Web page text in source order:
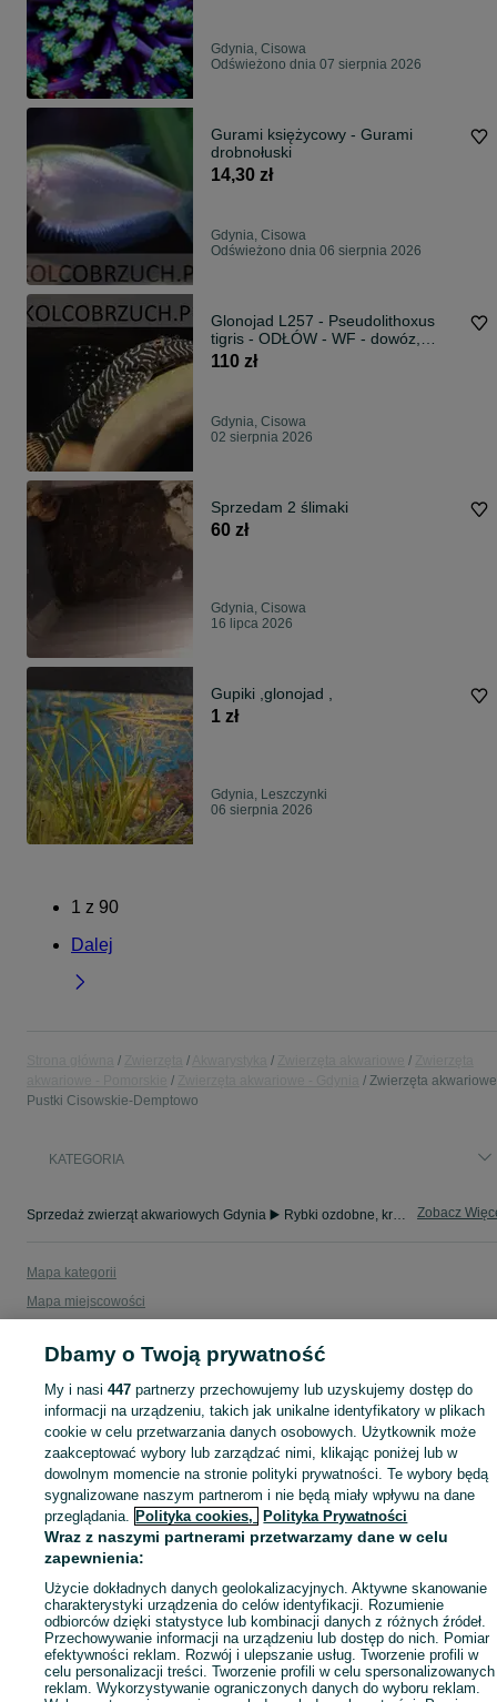
Gdynia, Cisowa
Odświeżono dnia 07 sierpnia 2026
Gurami księżycowy - Gurami
drobnołuski
14,30 zł
Gdynia, Cisowa
Odświeżono dnia 06 sierpnia 2026
Glonojad L257 - Pseudolithoxus
tigris - ODŁÓW - WF - dowóz,
wysyłka
110 zł
Gdynia, Cisowa
02 sierpnia 2026
Sprzedam 2 ślimaki
60 zł
Gdynia, Cisowa
16 lipca 2026
Gupiki ,glonojad ,
1 zł
Gdynia, Leszczynki
06 sierpnia 2026
1 z 90
Dalej
Zwierzęta
Pustki Cisowskie-Demptowo
KATEGORIA
Sprzedaż zwierząt akwariowych Gdynia ▶️ Rybki ozdobne, krewetki i ślimaki itd. ☝ Sprawdź aktualne oferty hodowców w atrakcyjnych cenach na OLX.pl! Zobacz
Mapa kategorii
Mapa miejscowości
Popularne wyszukiwania
Dbamy o Twoją prywatność
My i nasi447 partnerzy przechowujemy lub uzyskujemy dostęp do
informacji na urządzeniu, takich jak unikalne identyfikatory w plikach
cookie w celu przetwarzania danych osobowych. Użytkownik może
zaakceptować wybory lub zarządzać nimi, klikając poniżej lub w
dowolnym momencie na stronie polityki prywatności. Te wybory będą
sygnalizowane naszym partnerom i nie będą miały wpływu na dane
przeglądania. Polityka cookies, Polityka Prywatności
Wraz z naszymi partnerami przetwarzamy dane w celu
zapewnienia:
Użycie dokładnych danych geolokalizacyjnych. Aktywne skanowanie
charakterystyki urządzenia do celów identyfikacji. Rozumienie
odbiorców dzięki statystyce lub kombinacji danych z różnych źródeł.
Przechowywanie informacji na urządzeniu lub dostęp do nich. Pomiar
efektywności reklam. Rozwój i ulepszanie usług. Tworzenie profili w
celu personalizacji treści. Tworzenie profili w celu spersonalizowanych
reklam. Wykorzystywanie ograniczonych danych do wyboru reklam.